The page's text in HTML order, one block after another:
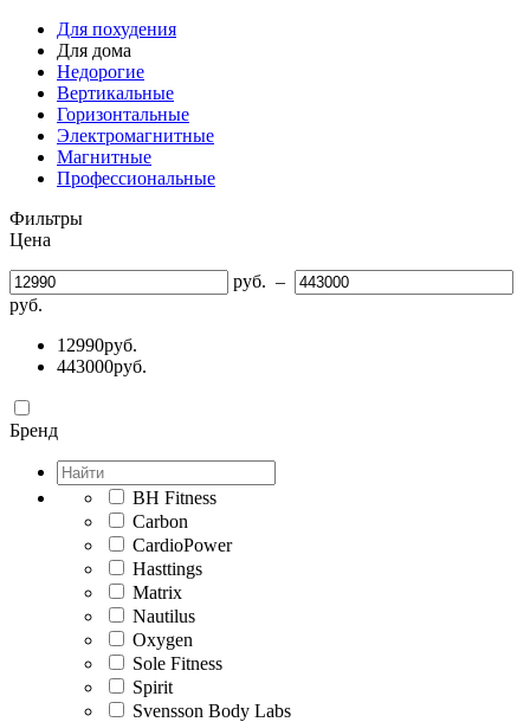
Для похудения
Для дома
Недорогие
Вертикальные
Горизонтальные
Электромагнитные
Магнитные
Профессиональные
Фильтры
Цена
руб. –
руб.
12990руб.
443000руб.
Бренд
BH Fitness
Carbon
CardioPower
Hasttings
Matrix
Nautilus
Oxygen
Sole Fitness
Spirit
Svensson Body Labs